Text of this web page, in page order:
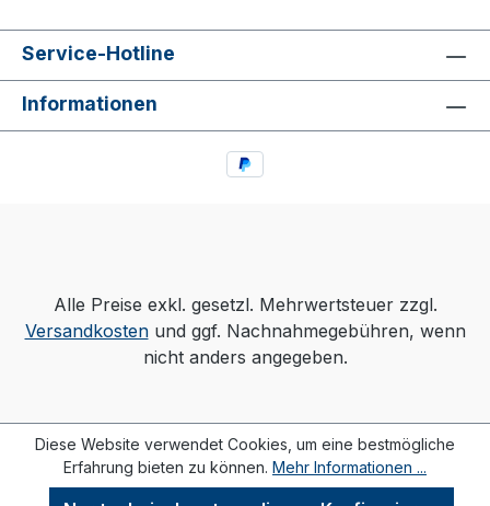
Service-Hotline
Informationen
Alle Preise exkl. gesetzl. Mehrwertsteuer zzgl.
Versandkostenund ggf. Nachnahmegebühren, wenn
nicht anders angegeben.
Diese Website verwendet Cookies, um eine bestmögliche
Erfahrung bieten zu können. Mehr Informationen ...